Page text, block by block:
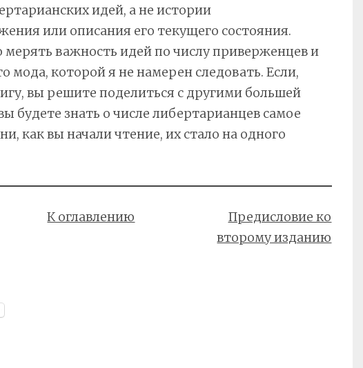
идей, а не истории
или описания его текущего состояния.
мерять важность идей по числу приверженцев и
мода, которой я не намерен следовать. Если,
вы решите поделиться с другими большей
будете знать о числе либертарианцев самое
как вы начали чтение, их стало на одного
К оглавлению
Предисловие ко
второму изданию